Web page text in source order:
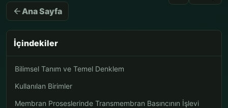
Ana Sayfa
İçindekiler
Bilimsel Tanım ve Temel Denklem
Kullanılan Birimler
Membran Proseslerinde Transmembran Basıncının İşlevi